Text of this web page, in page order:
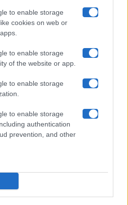
to enable storage
cookies on web or
to enable storage
of the website or app.
to enable storage
to enable storage
authentication
prevention, and other
riservata - Photo
in questo sito sono di